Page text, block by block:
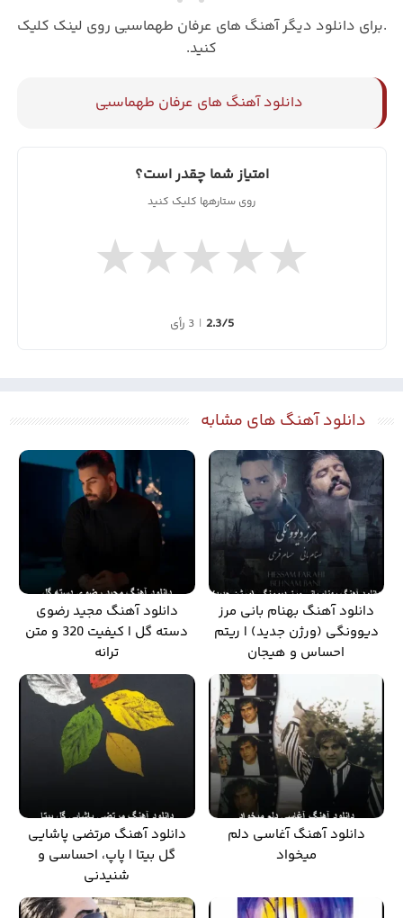
.برای دانلود دیگر آهنگ های عرفان طهماسبی روی لینک کلیک
کنید.
دانلود آهنگ های عرفان طهماسبی
امتیاز شما چقدر است؟
روی ستارهها کلیک کنید
★
★
★
★
★
2.3/5
| 3 رأی
دانلود آهنگ های مشابه
دانلود آهنگ بهنام بانی مرز
دیوونگی (ورژن جدید) | ریتم
احساس و هیجان
دانلود آهنگ مجید رضوی
دسته گل | کیفیت 320 و متن
ترانه
دانلود آهنگ آغاسی دلم
میخواد
دانلود آهنگ مرتضی پاشایی
گل بیتا | پاپ، احساسی و
شنیدنی